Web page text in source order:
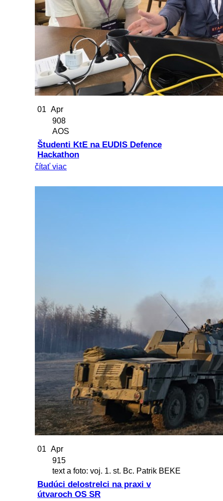
01 Apr
908
AOS
Študenti KtE na EUDIS Defence
Hackathon
čítať viac
01 Apr
915
text a foto: voj. 1. st. Bc. Patrik BEKE
Budúci delostrelci na praxi v
útvaroch OS SR